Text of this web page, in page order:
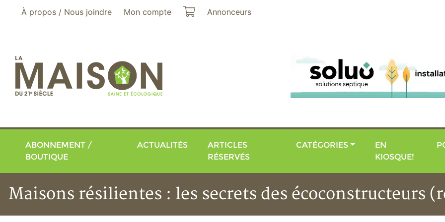
Aller au menu principal
Aller au contenu principal
À propos / Nous joindre Mon compte Mon panier
Annonceurs
ABONNEMENT /
BOUTIQUE
ACTUALITÉS
ARTICLES
RÉSERVÉS
CATÉGORIES
EN
KIOSQUE!
Maisons résilientes : les secrets des écoconstructeurs